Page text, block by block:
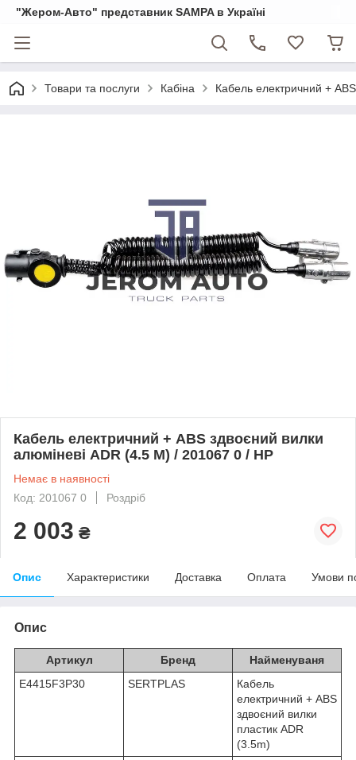
"Жером-Авто" представник SAMPA в Україні
Товари та послуги Кабіна Кабель електричний +
Кабель електричний + ABS здвоєний вилки
алюміневі ADR (4.5 M) / 201067 0 / HP
Немає в наявності
Код: 201067 0
Роздріб
2 003 ₴
Опис Характеристики Доставка Оплата Умови
Опис
Артикул Бренд
Найменуваня
E4415F3P30
SERTPLAS
Кабель
електричний + ABS
здвоєний вилки
пластик ADR
(3.5m)